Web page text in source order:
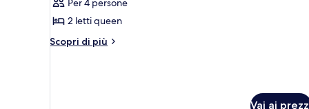
2
letti
queen
Per 4 persone
2 letti queen
Scopri di più
Altri
Vai ai